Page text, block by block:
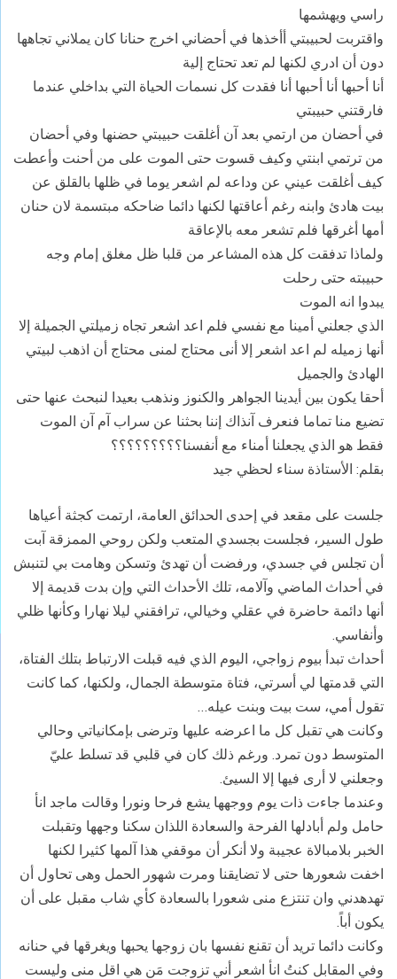
راسي ويهشمها
واقتربت لحبيبتي أأخذها في أحضاني اخرج حنانا كان يملاني تجاهها
دون أن ادري لكنها لم تعد تحتاج إلية
أنا أحبها أنا أحبها أنا فقدت كل نسمات الحياة التي بداخلي عندما
فارقتني حبيبتي
في أحضان من ارتمي بعد آن أغلقت حبيبتي حضنها وفي أحضان
من ترتمي ابنتي وكيف قسوت حتى الموت على من أحنت وأعطت
كيف أغلقت عيني عن وداعه لم اشعر يوما في ظلها بالقلق عن
بيت هادئ وابنه رغم أعاقتها لكنها دائما ضاحكه مبتسمة لان حنان
أمها أغرقها فلم تشعر معه بالإعاقة
ولماذا تدفقت كل هذه المشاعر من قلبا ظل مغلق إمام وجه
حبيبته حتى رحلت
يبدوا انه الموت
الذي جعلني أمينا مع نفسي فلم اعد اشعر تجاه زميلتي الجميلة إلا
أنها زميله لم اعد اشعر إلا أنى محتاج لمنى محتاج أن اذهب لبيتي
الهادئ والجميل
أحقا يكون بين أيدينا الجواهر والكنوز ونذهب بعيدا لنبحث عنها حتى
تضيع منا تماما فنعرف آنذاك إننا بحثنا عن سراب آم آن الموت
فقط هو الذي يجعلنا أمناء مع أنفسنا؟؟؟؟؟؟؟؟؟
بقلم: الأستاذة سناء لحظي جيد
جلست على مقعد في إحدى الحدائق العامة، ارتمت كجثة أعياها
طول السير، فجلست بجسدي المتعب ولكن روحي الممزقة آبت
أن تجلس في جسدي، ورفضت أن تهدئ وتسكن وهامت بي لتنبش
في أحداث الماضي وآلامه، تلك الأحداث التي وإن بدت قديمة إلا
أنها دائمة حاضرة في عقلي وخيالي، ترافقني ليلا نهارا وكأنها ظلي
وأنفاسي.
أحداث تبدأ بيوم زواجي، اليوم الذي فيه قبلت الارتباط بتلك الفتاة،
التي قدمتها لي أسرتي، فتاة متوسطة الجمال، ولكنها، كما كانت
تقول أمي، ست بيت وبنت عيله…
وكانت هي تقبل كل ما اعرضه عليها وترضى بإمكانياتي وحالي
المتوسط دون تمرد. ورغم ذلك كان في قلبي قد تسلط عليّ
وجعلني لا أرى فيها إلا السيئ.
وعندما جاءت ذات يوم ووجهها يشع فرحا ونورا وقالت ماجد انأ
حامل ولم أبادلها الفرحة والسعادة اللذان سكنا وجهها وتقبلت
الخبر بلامبالاة عجيبة ولا أنكر أن موقفي هذا آلمها كثيرا لكنها
اخفت شعورها حتى لا تضايقنا ومرت شهور الحمل وهى تحاول أن
تهدهدني وان تنتزع منى شعورا بالسعادة كأي شاب مقبل على أن
يكون أباً.
وكانت دائما تريد أن تقنع نفسها بان زوجها يحبها ويغرقها في حنانه
وفي المقابل كنتُ انأ اشعر أني تزوجت مَن هي اقل منى وليست